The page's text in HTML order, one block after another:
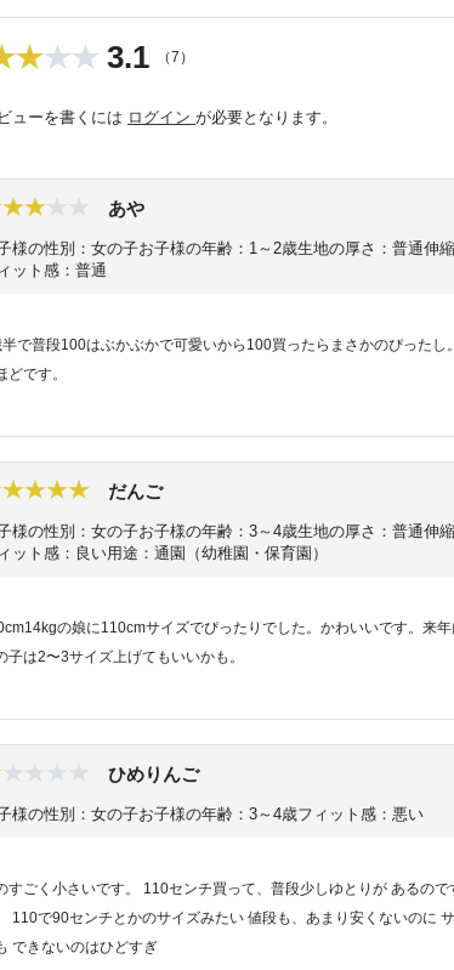
3.1 （7）
ューを書くには ログイン が必要となります。
あや
様の性別：女の子お子様の年齢：1～2歳生地の厚さ：普通伸
ット感：普通
半で普段100はぶかぶかで可愛いから100買ったらまさかのぴったし
どです。
だんご
様の性別：女の子お子様の年齢：3～4歳生地の厚さ：普通伸
ット感：良い用途：通園（幼稚園・保育園）
の娘に110cmサイズでぴったりでした。かわいいです。来
子は2〜3サイズ上げてもいいかも。
ひめりんご
様の性別：女の子お子様の年齢：3～4歳フィット感：悪い
すごく小さいです。 110センチ買って、普段少しゆとりが あるの
110で90センチとかのサイズみたい 値段も、あまり安くないのに
できないのはひどすぎ